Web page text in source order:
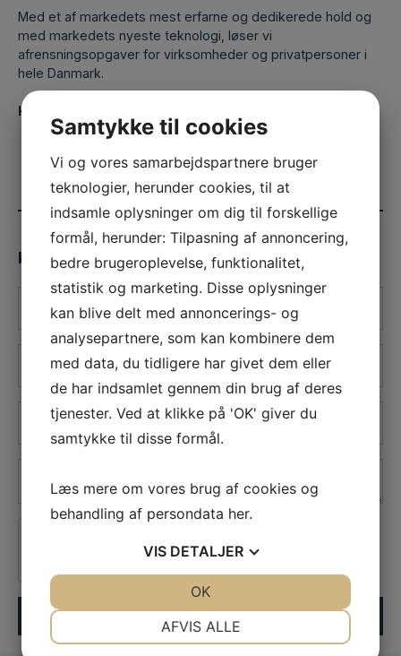
Med et af markedets mest erfarne og dedikerede hold og
med markedets nyeste teknologi, løser vi
afrensningsopgaver for virksomheder og privatpersoner i
hele Danmark.
Kontakt os uforpligtende.
info@toris.dk
Kontakt os
Navn
Telefon
Jeg er ikke en robot
Send forespørgsel
Samtykke til cookies
Vi og vores samarbejdspartnere bruger
teknologier, herunder cookies, til at
indsamle oplysninger om dig til forskellige
formål, herunder: Tilpasning af annoncering,
bedre brugeroplevelse, funktionalitet,
statistik og marketing. Disse oplysninger
kan blive delt med annoncerings- og
analysepartnere, som kan kombinere dem
med data, du tidligere har givet dem eller
de har indsamlet gennem din brug af deres
tjenester. Ved at klikke på 'OK' giver du
samtykke til disse formål.
Læs mere om vores brug af cookies og
behandling af persondata her.
VIS DETALJER
AFVIS ALLE
OK